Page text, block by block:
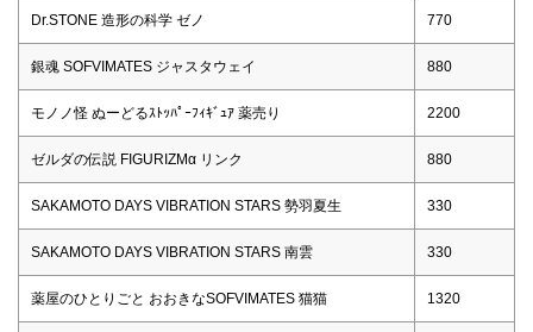
Dr.STONE 造形の科学 ゼノ 770
銀魂 SOFVIMATES ジャスタウェイ 880
モノノ怪 ぬーどるｽﾄｯﾊﾟｰﾌｨｷﾞｭｱ 薬売り 2200
ゼルダの伝説 FIGURIZMα リンク 880
SAKAMOTO DAYS VIBRATION STARS 勢羽夏生 330
SAKAMOTO DAYS VIBRATION STARS 南雲 330
薬屋のひとりごと おおきなSOFVIMATES 猫猫 1320